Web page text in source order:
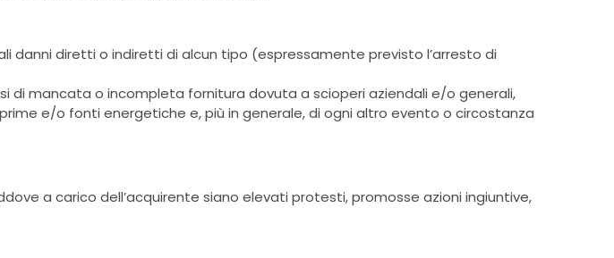
danni diretti o indiretti di alcun tipo (espressamente previsto l’arresto di
di mancata o incompleta fornitura dovuta a scioperi aziendali e/o generali,
e/o fonti energetiche e, più in generale, di ogni altro evento o circostanza
a carico dell’acquirente siano elevati protesti, promosse azioni ingiuntive,